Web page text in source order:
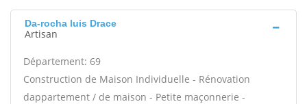
Da-rocha luis Drace
Artisan
Département: 69
Construction de Maison Individuelle - Rénovation
dappartement / de maison - Petite maçonnerie -